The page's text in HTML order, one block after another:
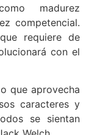
madurez
competencial.
requiere de
con el
que aprovecha
caracteres y
se sientan